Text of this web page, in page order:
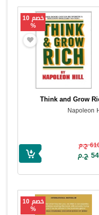
خصم 10
%
Think and Grow
Napoleon
ج.م
ج.م
خصم 10
%